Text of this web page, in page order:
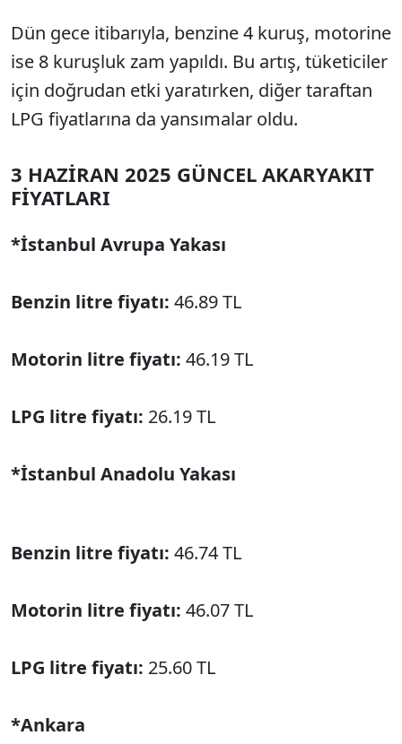
Dün gece itibarıyla, benzine 4 kuruş, motorine
ise 8 kuruşluk zam yapıldı. Bu artış, tüketiciler
için doğrudan etki yaratırken, diğer taraftan
LPG fiyatlarına da yansımalar oldu.
3 HAZİRAN 2025 GÜNCEL AKARYAKIT
FİYATLARI
*İstanbul Avrupa Yakası
Benzin litre fiyatı: 46.89 TL
Motorin litre fiyatı: 46.19 TL
LPG litre fiyatı: 26.19 TL
*İstanbul Anadolu Yakası
Benzin litre fiyatı: 46.74 TL
Motorin litre fiyatı: 46.07 TL
LPG litre fiyatı: 25.60 TL
*Ankara